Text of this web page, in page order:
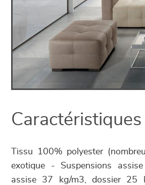
Tissu 100% polyester
exotique - Suspensions
assise 37 kg/m3, dossier 25